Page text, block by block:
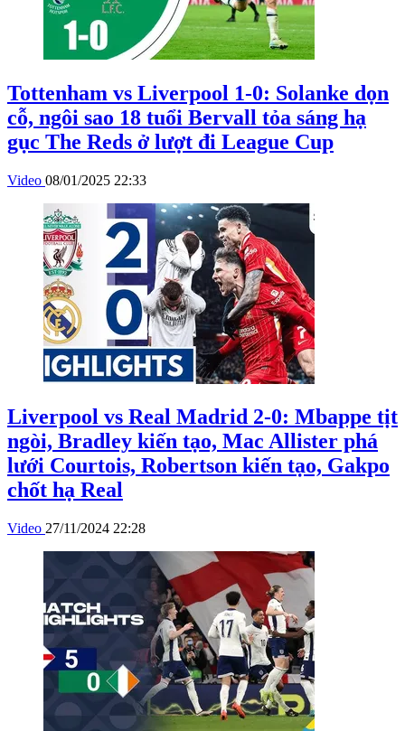
Tottenham vs Liverpool 1-0: Solanke dọn
cỗ, ngôi sao 18 tuổi Bervall tỏa sáng hạ
gục The Reds ở lượt đi League Cup
Video 08/01/2025 22:33
Liverpool vs Real Madrid 2-0: Mbappe tịt
ngòi, Bradley kiến tạo, Mac Allister phá
lưới Courtois, Robertson kiến tạo, Gakpo
chốt hạ Real
Video 27/11/2024 22:28